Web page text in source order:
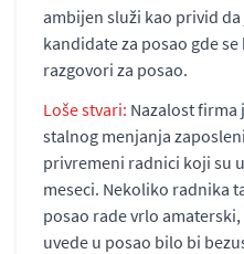
ambijen služi kao privid
kandidate za posao gde
razgovori za posao.
Loše stvari: Nazalost firma
stalnog menjanja
privremeni radnici koji su
meseci. Nekoliko radnika
posao rade vrlo
uvede u posao bilo bi